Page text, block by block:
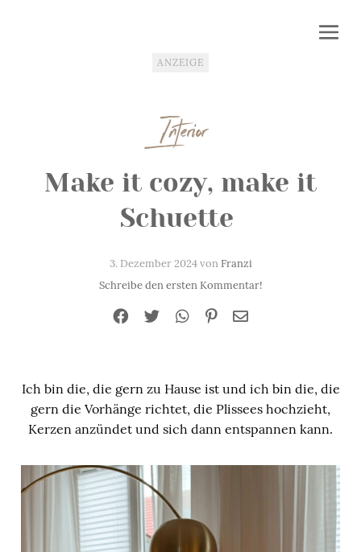
ANZEIGE
Interior
Make it cozy, make it
Schuette
3. Dezember 2024 vonFranzi
Schreibe den ersten Kommentar!
Ich bin die, die gern zu Hause ist und ich bin die, die
gern die Vorhänge richtet, die Plissees hochzieht,
Kerzen anzündet und sich dann entspannen kann.